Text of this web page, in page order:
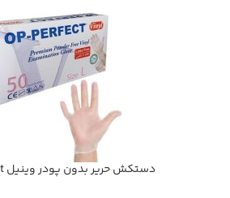
دستكش حرير بدون پودر وینیل op-perfect